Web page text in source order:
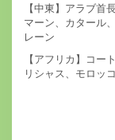
【中東】アラブ首
マーン、カタール
レーン
【アフリカ】コー
リシャス、モロッコ